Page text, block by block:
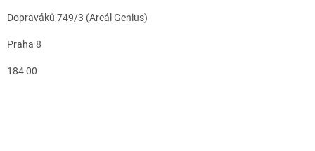
Dopraváků 749/3 (Areál Genius)
Praha 8
184 00